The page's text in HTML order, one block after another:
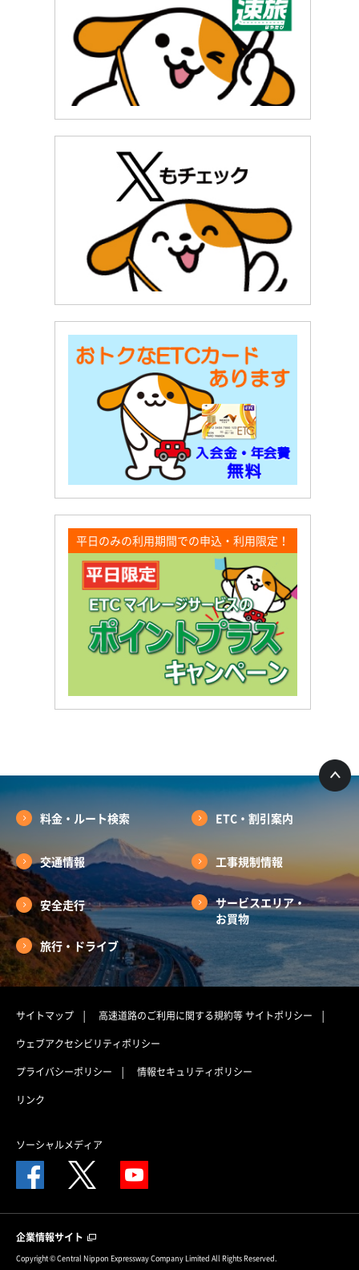
平日のみの利用期間での申込・利用限定！
料金・ルート検索 ETC・割引案内
交通情報 工事規制情報
安全走行
サービスエリア・
お買物
旅行・ドライブ
サイトマップ 高速道路のご利用に関する規約等サイトポリシー
ウェブアクセシビリティポリシー
プライバシーポリシー
情報セキュリティポリシー
リンク
ソーシャルメディア
企業情報サイト
Copyright © Central Nippon Expressway Company Limited All Rights Reserved.